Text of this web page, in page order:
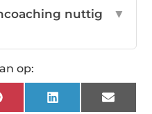
nuttig
▼
op:
PinterestLinkedInEmail